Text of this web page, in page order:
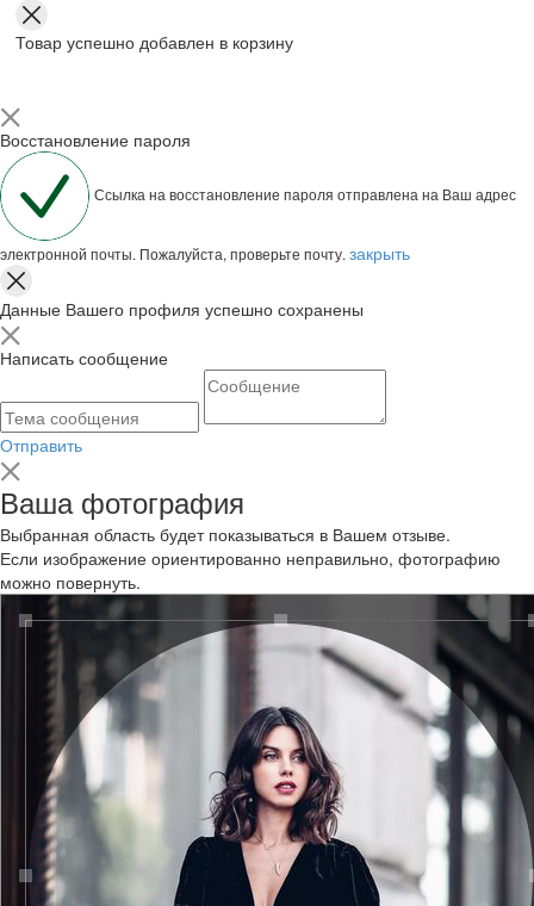
Товар успешно добавлен в корзину
Восстановление пароля
Ссылка на восстановление пароля отправлена на Ваш адрес
электронной почты. Пожалуйста, проверьте почту. закрыть
Данные Вашего профиля успешно сохранены
Написать сообщение
Отправить
Ваша фотография
Выбранная область будет показываться в Вашем отзыве.
Если изображение ориентированно неправильно, фотографию
можно повернуть.